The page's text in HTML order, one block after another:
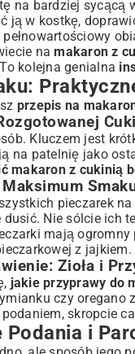
na bardziej sycącą
ją w kostkę,
namakaron z
kolejna genialna
przepis na
Kluczem jest
na patelnię jako
makaron z cukinią
pieczarek
Nie sólcie ich
mają
z jajkiem.
Zioła i
jakie przyprawy do
czy oregano
skropcie
i